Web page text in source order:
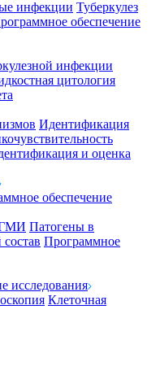
инфекции Туберкулез
обеспечение
инфекции
цитология
Идентификация
и оценка
обеспечение
Патогены в
Программное
исследования
Клеточная